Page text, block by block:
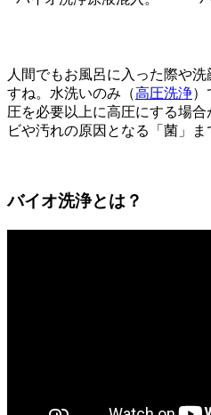
人間でもお風呂に入った際や
すね。水洗いのみ（高圧洗浄）
圧を必要以上に高圧にする場
ビや汚れの原因となる「菌」ま
バイオ洗浄とは？